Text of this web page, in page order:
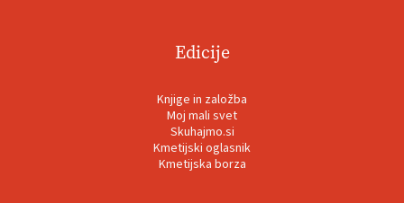
Edicije
Knjige in založba
Moj mali svet
Skuhajmo.si
Kmetijski oglasnik
Kmetijska borza